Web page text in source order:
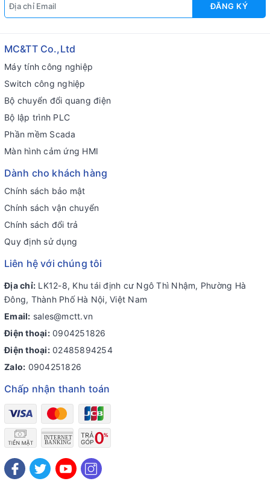
ĐĂNG KÝ
MC&TT Co.,Ltd
Máy tính công nghiệp
Switch công nghiệp
Bộ chuyển đổi quang điện
Bộ lập trình PLC
Phần mềm Scada
Màn hình cảm ứng HMI
Dành cho khách hàng
Chính sách bảo mật
Chính sách vận chuyển
Chính sách đổi trả
Quy định sử dụng
Liên hệ với chúng tôi
Địa chỉ: LK12-8, Khu tái định cư Ngô Thì Nhậm, Phường Hà
Đông, Thành Phố Hà Nội, Việt Nam
Email: sales@mctt.vn
Điện thoại: 0904251826
Điện thoại: 02485894254
Zalo: 0904251826
Chấp nhận thanh toán